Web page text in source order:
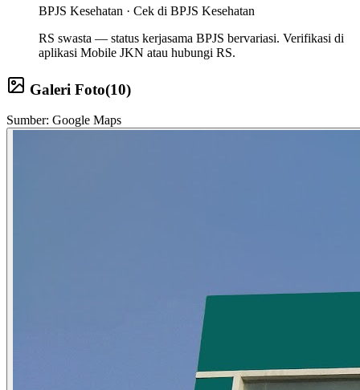
BPJS Kesehatan · Cek di BPJS Kesehatan
RS swasta — status kerjasama BPJS bervariasi. Verifikasi di
aplikasi Mobile JKN atau hubungi RS.
Galeri Foto(10)
Sumber: Google Maps